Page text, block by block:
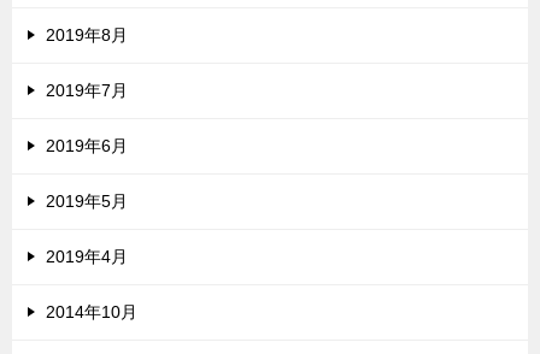
2019年8月
2019年7月
2019年6月
2019年5月
2019年4月
2014年10月